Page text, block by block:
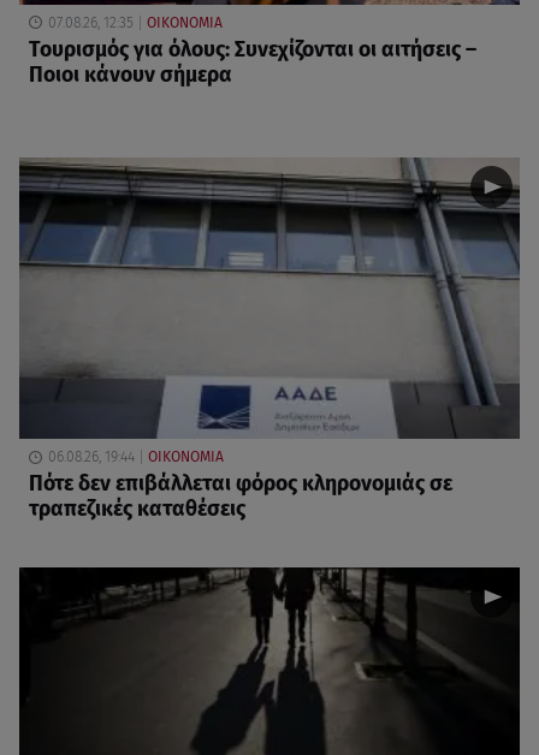
07.08.26, 12:35 ΟΙΚΟΝΟΜΙΑ
Τουρισμός για όλους: Συνεχίζονται οι αιτήσεις –
Ποιοι κάνουν σήμερα
06.08.26, 19:44 ΟΙΚΟΝΟΜΙΑ
Πότε δεν επιβάλλεται φόρος κληρονομιάς σε
τραπεζικές καταθέσεις